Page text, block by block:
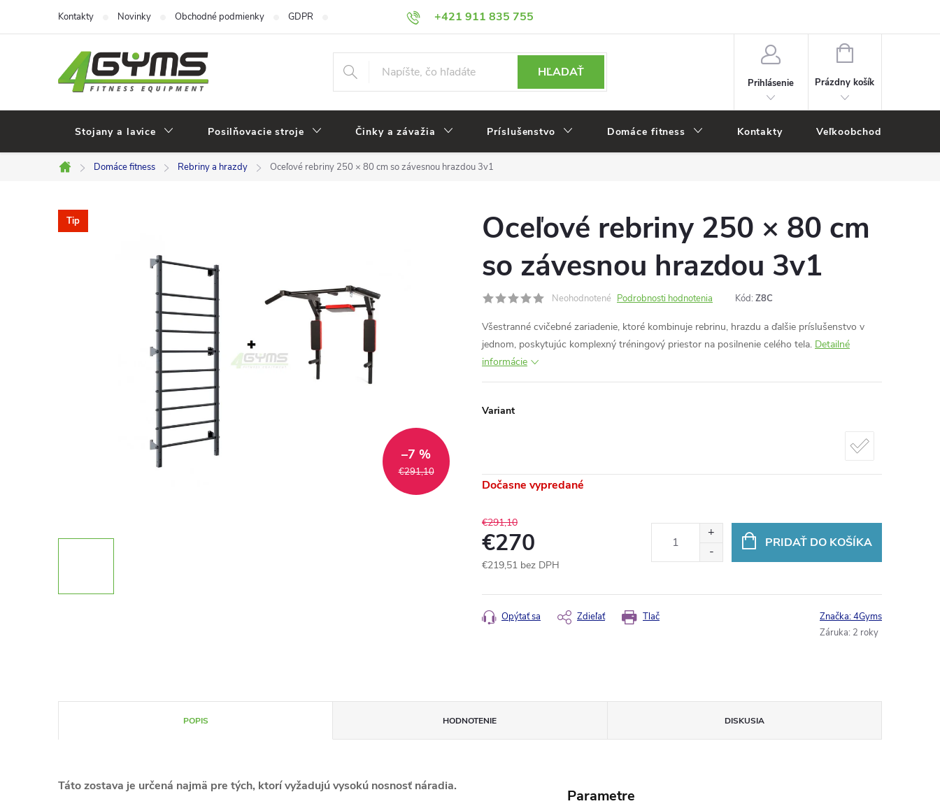
+421 911 835 755
Kontakty Novinky Obchodné podmienky GDPR Reklamácie
HĽADAŤ
Prihlásenie
NÁKUPNÝ
Prázdny košík
Stojany a lavice Posilňovacie stroje Činky a závažia Príslušenstvo Domáce fitness Kontakty Veľkoobchod
Domov
Domáce fitness Rebriny a hrazdy Oceľové rebriny 250 × 80 cm so závesnou hrazdou 3v1
Tip
€291,10
–7 %
Oceľové rebriny 250 × 80 cm
so závesnou hrazdou 3v1
Neohodnotené Podrobnosti hodnotenia Kód: Z8C
Všestranné cvičebné zariadenie, ktoré kombinuje rebrinu, hrazdu a ďalšie príslušenstvo v
jednom, poskytujúc komplexný tréningový priestor na posilnenie celého tela. Detailné
informácie
Variant
Dočasne vypredané
€291,10
€270
€219,51 bez DPH
cena:
PRIDAŤ DO KOŠÍKA
Tlač
Opýtať sa Zdieľať Značka:4Gyms
Záruka: 2 roky
POPIS HODNOTENIE DISKUSIA
Táto zostava je určená najmä pre tých, ktorí vyžadujú vysokú nosnosť náradia.
Parametre